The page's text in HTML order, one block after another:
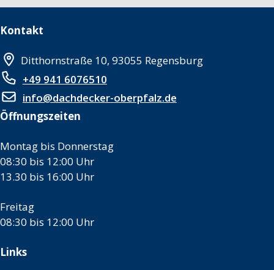
Kontakt
Ditthornstraße 10, 93055 Regensburg
+49 941 6076510
info@dachdecker-oberpfalz.de
Öffnungszeiten
Montag bis Donnerstag
08:30 bis 12:00 Uhr
13.30 bis 16:00 Uhr
Freitag
08:30 bis 12:00 Uhr
Links